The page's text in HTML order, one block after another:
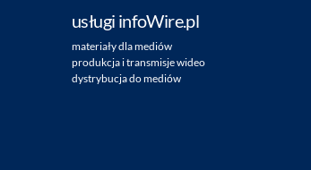
usługi infoWire.pl
materiały dla mediów
produkcja i transmisje wideo
dystrybucja do mediów